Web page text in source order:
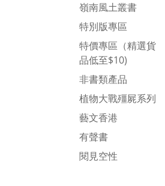
嶺南風土叢書
特別版專區
特價專區（精選貨
品低至$10)
非書類產品
植物大戰殭屍系列
藝文香港
有聲書
閱見空性